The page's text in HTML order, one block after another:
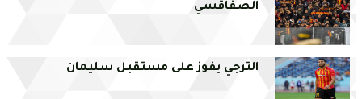
الصفاقسي
الترجي يفوز على مستقبل سليمان